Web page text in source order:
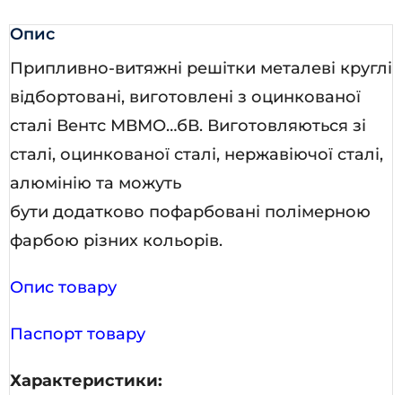
Опис
Припливно-витяжні решітки металеві круглі
відбортовані, виготовлені з оцинкованої
сталі Вентс МВМО…бВ. Виготовляються зі
сталі, оцинкованої сталі, нержавіючої сталі,
алюмінію та можуть
бути додатково пофарбовані полімерною
фарбою різних кольорів.
Опис товару
Паспорт товару
Характеристики: